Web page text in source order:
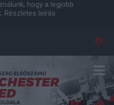
hogy a legjobb
Részletes leírás